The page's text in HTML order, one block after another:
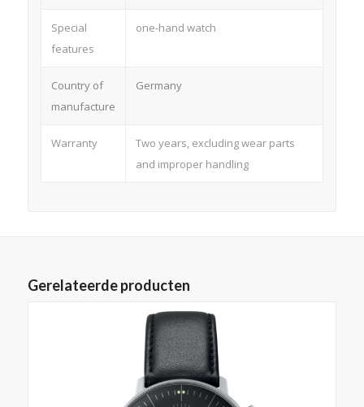
Special
features
one-hand watch
Country of
manufacture
Germany
Warranty
Two years, excluding wear parts
and improper handling
Gerelateerde producten